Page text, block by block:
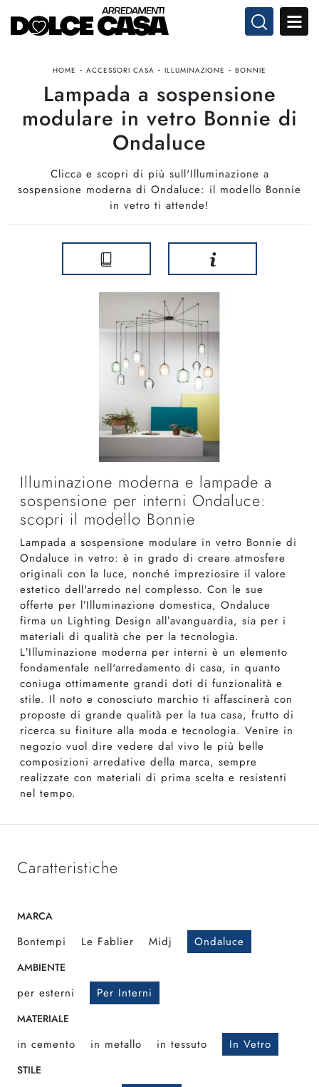
HOME - ACCESSORI CASA - ILLUMINAZIONE - BONNIE
Lampada a sospensione
modulare in vetro Bonnie di
Ondaluce
Clicca e scopri di più sull'Illuminazione a
sospensione moderna di Ondaluce: il modello Bonnie
in vetro ti attende!
Illuminazione moderna e lampade a
sospensione per interni Ondaluce:
scopri il modello Bonnie
Lampada a sospensione modulare in vetro Bonnie di
Ondaluce in vetro: è in grado di creare atmosfere
originali con la luce, nonché impreziosire il valore
estetico dell'arredo nel complesso. Con le sue
offerte per l’Illuminazione domestica, Ondaluce
firma un Lighting Design all’avanguardia, sia per i
materiali di qualità che per la tecnologia.
L’Illuminazione moderna per interni è un elemento
fondamentale nell'arredamento di casa, in quanto
coniuga ottimamente grandi doti di funzionalità e
stile. Il noto e conosciuto marchio ti affascinerà con
proposte di grande qualità per la tua casa, frutto di
ricerca su finiture alla moda e tecnologia. Venire in
negozio vuol dire vedere dal vivo le più belle
composizioni arredative della marca, sempre
realizzate con materiali di prima scelta e resistenti
nel tempo.
Caratteristiche
MARCA
Bontempi Le Fablier Midj Ondaluce
AMBIENTE
per esterni Per Interni
MATERIALE
in cemento in metallo in tessuto In Vetro
STILE